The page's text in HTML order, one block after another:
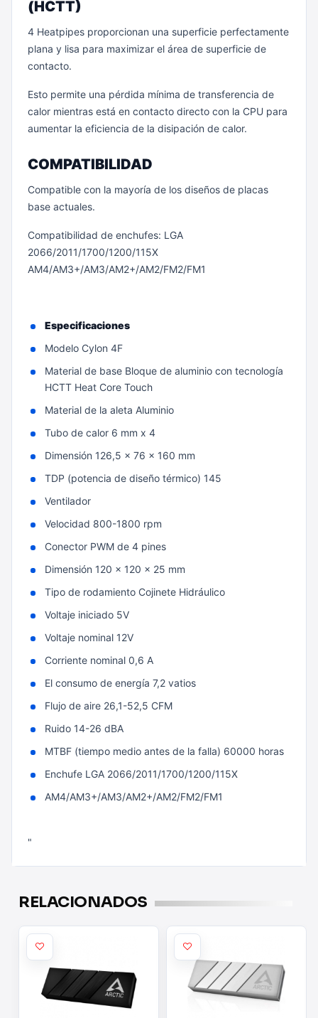
(HCTT)
4 Heatpipes proporcionan una superficie perfectamente
plana y lisa para maximizar el área de superficie de
contacto.
Esto permite una pérdida mínima de transferencia de
calor mientras está en contacto directo con la CPU para
aumentar la eficiencia de la disipación de calor.
COMPATIBILIDAD
Compatible con la mayoría de los diseños de placas
base actuales.
Compatibilidad de enchufes: LGA
2066/2011/1700/1200/115X
AM4/AM3+/AM3/AM2+/AM2/FM2/FM1
Especificaciones
Modelo Cylon 4F
Material de base Bloque de aluminio con tecnología
HCTT Heat Core Touch
Material de la aleta Aluminio
Tubo de calor 6 mm x 4
Dimensión 126,5 x 76 x 160 mm
TDP (potencia de diseño térmico) 145
Ventilador
Velocidad 800-1800 rpm
Conector PWM de 4 pines
Dimensión 120 x 120 x 25 mm
Tipo de rodamiento Cojinete Hidráulico
Voltaje iniciado 5V
Voltaje nominal 12V
Corriente nominal 0,6 A
El consumo de energía 7,2 vatios
Flujo de aire 26,1-52,5 CFM
Ruido 14-26 dBA
MTBF (tiempo medio antes de la falla) 60000 horas
Enchufe LGA 2066/2011/1700/1200/115X
AM4/AM3+/AM3/AM2+/AM2/FM2/FM1
"
RELACIONADOS